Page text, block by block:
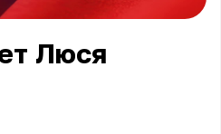
Люся